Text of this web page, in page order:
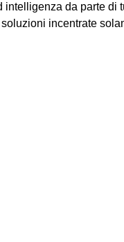
da parte di
incentrate